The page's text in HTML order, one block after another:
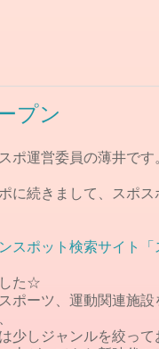
プン
ポ運営委員の薄井です
に続きまして、スポス
スポット検索サイト「
た☆
ポーツ、運動関連施設
少しジャンルを絞って